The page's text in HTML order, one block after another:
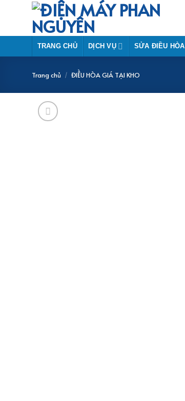
TRANG CHỦ DỊCH VỤ SỬA ĐIỀU HÒA
Trang chủ / ĐIỀU HÒA GIÁ TẠI KHO